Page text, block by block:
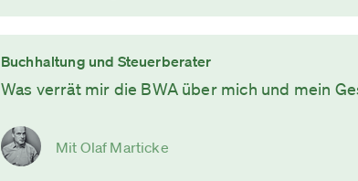
Buchhaltung und Steuerberater
Was verrät mir die BWA über mich und mein
Mit Olaf Marticke